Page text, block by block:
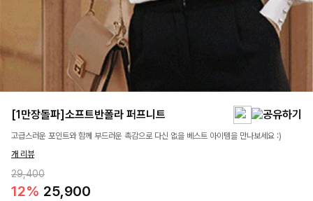
[1만장돌파]소프트반폴라 퍼프니트
고급스러운 포인트와 함께 부드러운 촉감으로 다신 없을 베스트 아이템을 만나보세요 :)
개 리뷰
29,400
12% 25,900